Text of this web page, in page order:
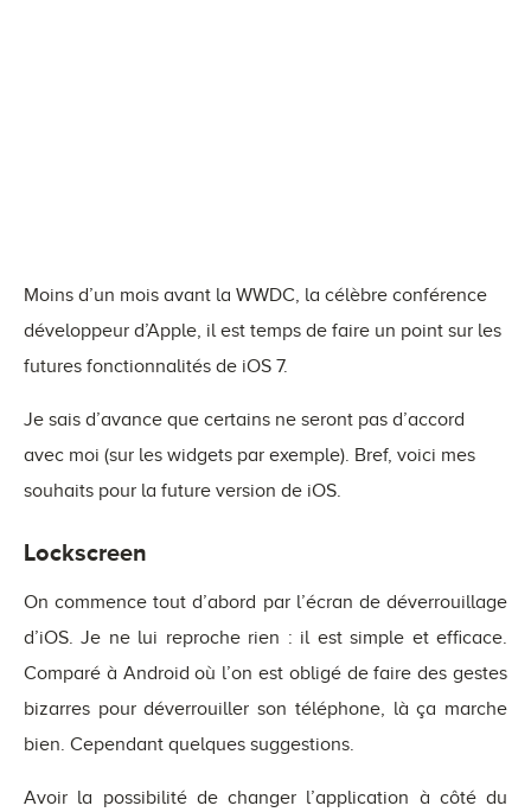
Moins d’un mois avant la WWDC, la célèbre conférence
développeur d’Apple, il est temps de faire un point sur les
futures fonctionnalités de iOS 7.
Je sais d’avance que certains ne seront pas d’accord
avec moi (sur les widgets par exemple). Bref, voici mes
souhaits pour la future version de iOS.
Lockscreen
On commence tout d’abord par l’écran de déverrouillage
d’iOS. Je ne lui reproche rien : il est simple et efficace.
Comparé à Android où l’on est obligé de faire des gestes
bizarres pour déverrouiller son téléphone, là ça marche
bien. Cependant quelques suggestions.
Avoir la possibilité de changer l’application à côté du